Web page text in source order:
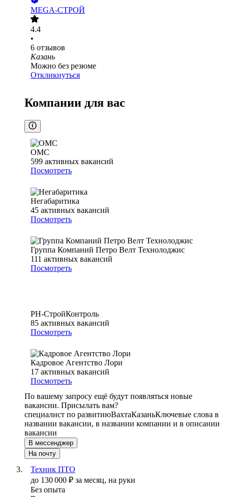
MEGA-СТРОЙ
4.4
•
6 отзывов
Казань
Можно без резюме
Откликнуться
Компании для вас
ОМС
599 активных вакансий
Посмотреть
Негабаритика
45 активных вакансий
Посмотреть
Группа Компаний Петро Велт Технолоджис
111 активных вакансий
Посмотреть
РН-СтройКонтроль
85 активных вакансий
Посмотреть
Кадровое Агентство Лори
17 активных вакансий
Посмотреть
По вашему запросу ещё будут появляться новые
вакансии. Присылать вам?
специалист по развитиюВахтаКазаньКлючевые слова в
названии вакансии, в названии компании и в описании
вакансии
В мессенджер
На почту
Техник ПТО
до 130 000 ₽ за месяц, на руки
Без опыта